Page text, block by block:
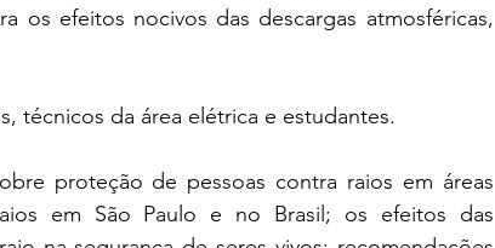
os efeitos nocivos das descargas atmosféricas,
técnicos da área elétrica e estudantes.
proteção de pessoas contra raios em áreas
em São Paulo e no Brasil; os efeitos das